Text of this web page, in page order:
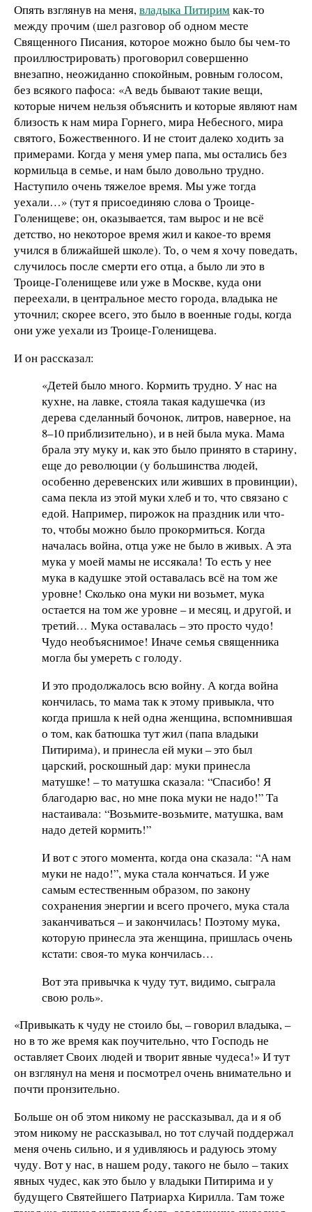
Опять взглянув на меня,владыка Питиримкак-то
между прочим (шел разговор об одном месте
Священного Писания, которое можно было бы чем-то
проиллюстрировать) проговорил совершенно
внезапно, неожиданно спокойным, ровным голосом,
без всякого пафоса: «А ведь бывают такие вещи,
которые ничем нельзя объяснить и которые являют нам
близость к нам мира Горнего, мира Небесного, мира
святого, Божественного. И не стоит далеко ходить за
примерами. Когда у меня умер папа, мы остались без
кормильца в семье, и нам было довольно трудно.
Наступило очень тяжелое время. Мы уже тогда
уехали…» (тут я присоединяю слова о Троице-
Голенищеве; он, оказывается, там вырос и не всё
детство, но некоторое время жил и какое-то время
учился в ближайшей школе). То, о чем я хочу поведать,
случилось после смерти его отца, а было ли это в
Троице-Голенищеве или уже в Москве, куда они
переехали, в центральное место города, владыка не
уточнил; скорее всего, это было в военные годы, когда
они уже уехали из Троице-Голенищева.
И он рассказал:
«Детей было много. Кормить трудно. У нас на
кухне, на лавке, стояла такая кадушечка (из
дерева сделанный бочонок, литров, наверное, на
8–10 приблизительно), и в ней была мука. Мама
брала эту муку и, как это было принято в старину,
еще до революции (у большинства людей,
особенно деревенских или живших в провинции),
сама пекла из этой муки хлеб и то, что связано с
едой. Например, пирожок на праздник или что-
то, чтобы можно было прокормиться. Когда
началась война, отца уже не было в живых. А эта
мука у моей мамы не иссякала! То есть у нее
мука в кадушке этой оставалась всё на том же
уровне! Сколько она муки ни возьмет, мука
остается на том же уровне – и месяц, и другой, и
третий… Мука оставалась – это просто чудо!
Чудо необъяснимое! Иначе семья священника
могла бы умереть с голоду.
И это продолжалось всю войну. А когда война
кончилась, то мама так к этому привыкла, что
когда пришла к ней одна женщина, вспомнившая
о том, как батюшка тут жил (папа владыки
Питирима), и принесла ей муки – это был
царский, роскошный дар: муки принесла
матушке! – то матушка сказала: “Спасибо! Я
благодарю вас, но мне пока муки не надо!” Та
настаивала: “Возьмите-возьмите, матушка, вам
надо детей кормить!”
И вот с этого момента, когда она сказала: “А нам
муки не надо!”, мука стала кончаться. И уже
самым естественным образом, по закону
сохранения энергии и всего прочего, мука стала
заканчиваться – и закончилась! Поэтому мука,
которую принесла эта женщина, пришлась очень
кстати: своя-то мука кончилась…
Вот эта привычка к чуду тут, видимо, сыграла
свою роль».
«Привыкать к чуду не стоило бы, – говорил владыка, –
но в то же время как поучительно, что Господь не
оставляет Своих людей и творит явные чудеса!» И тут
он взглянул на меня и посмотрел очень внимательно и
почти пронзительно.
Больше он об этом никому не рассказывал, да и я об
этом никому не рассказывал, но тот случай поддержал
меня очень сильно, и я удивляюсь и радуюсь этому
чуду. Вот у нас, в нашем роду, такого не было – таких
явных чудес, как это было у владыки Питирима и у
будущего Святейшего Патриарха Кирилла. Там тоже